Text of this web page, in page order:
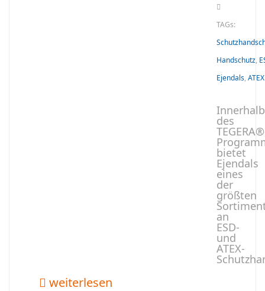
TAGs:
Handschutz,
Ejendals, ATEX
Innerhalb
des
bietet
Ejendals
eines
der
größten
an
ESD-
und
ATEX-
weiterlesen